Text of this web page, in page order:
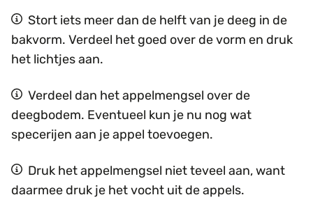
Stort iets meer dan de helft van je deeg in de
bakvorm. Verdeel het goed over de vorm en druk
het lichtjes aan.
Verdeel dan het appelmengsel over de
deegbodem. Eventueel kun je nu nog wat
specerijen aan je appel toevoegen.
Druk het appelmengsel niet teveel aan, want
daarmee druk je het vocht uit de appels.